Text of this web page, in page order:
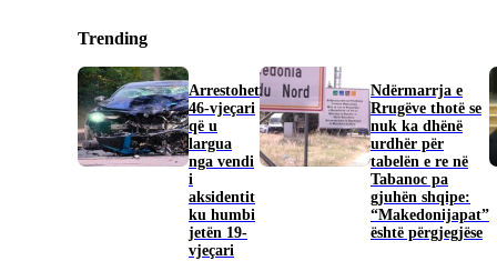
Trending
Arrestohet
46-vjeçari
që u
largua
nga vendi
i
aksidentit
ku humbi
jetën 19-
vjeçari
Ndërmarrja e
Rrugëve thotë se
nuk ka dhënë
urdhër për
tabelën e re në
Tabanoc pa
gjuhën shqipe:
“Makedonijapat”
është përgjegjëse